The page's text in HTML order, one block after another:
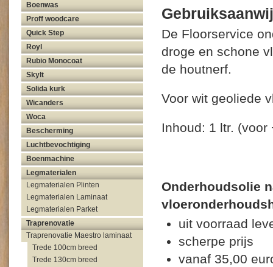
Boenwas
Proff woodcare
Quick Step
Royl
Rubio Monocoat
Skylt
Solida kurk
Wicanders
Woca
Bescherming
Luchtbevochtiging
Boenmachine
Legmaterialen
Legmaterialen Plinten
Legmaterialen Laminaat
Legmaterialen Parket
Traprenovatie
Traprenovatie Maestro laminaat
Trede 100cm breed
Trede 130cm breed
De Floorservice
droge en schone
de houtnerf.
Voor wit geoliede
Inhoud: 1 ltr. (voor
Onderhoudsolie
uit voorraad
scherpe prijs
vanaf 35,00